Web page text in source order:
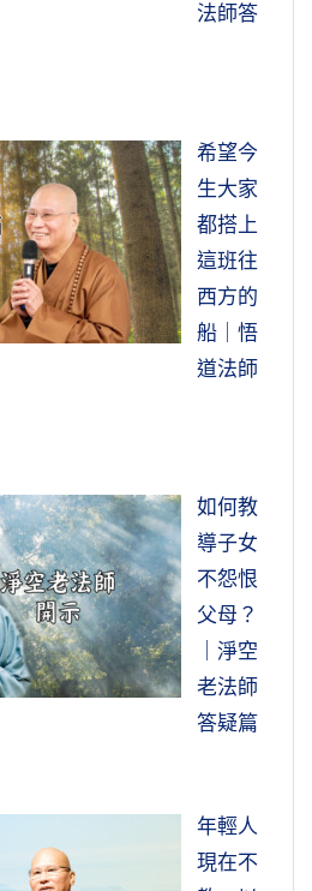
法師答
希望今
生大家
都搭上
這班往
西方的
船｜悟
道法師
如何教
導子女
不怨恨
父母？
｜淨空
老法師
答疑篇
年輕人
現在不